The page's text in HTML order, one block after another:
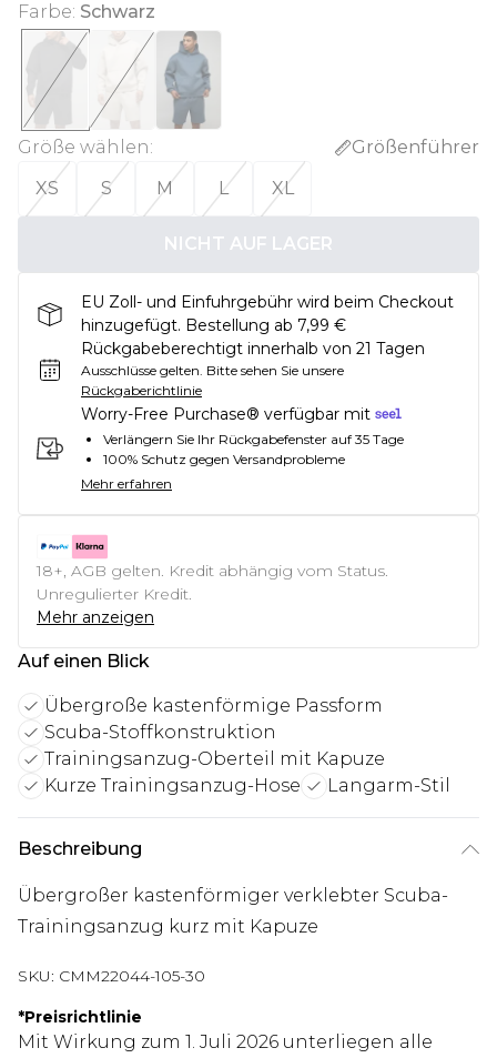
Farbe: Schwarz
Größe wählen:
Größenführer
XS
S M L XL
NICHT AUF LAGER
EU Zoll- und Einfuhrgebühr wird beim Checkout
hinzugefügt. Bestellung ab 7,99 €
Rückgabeberechtigt innerhalb von 21 Tagen
Ausschlüsse gelten. Bitte sehen Sie unsere
Rückgaberichtlinie
Worry-Free Purchase® verfügbar mit
Verlängern Sie Ihr Rückgabefenster auf 35 Tage
100% Schutz gegen Versandprobleme
Mehr erfahren
18+, AGB gelten. Kredit abhängig vom Status.
Unregulierter Kredit.
Mehr anzeigen
Auf einen Blick
Übergroße kastenförmige Passform
Scuba-Stoffkonstruktion
Trainingsanzug-Oberteil mit Kapuze
Kurze Trainingsanzug-Hose
Langarm-Stil
Beschreibung
Übergroßer kastenförmiger verklebter Scuba-
Trainingsanzug kurz mit Kapuze
SKU: CMM22044-105-30
*Preisrichtlinie
Mit Wirkung zum 1. Juli 2026 unterliegen alle